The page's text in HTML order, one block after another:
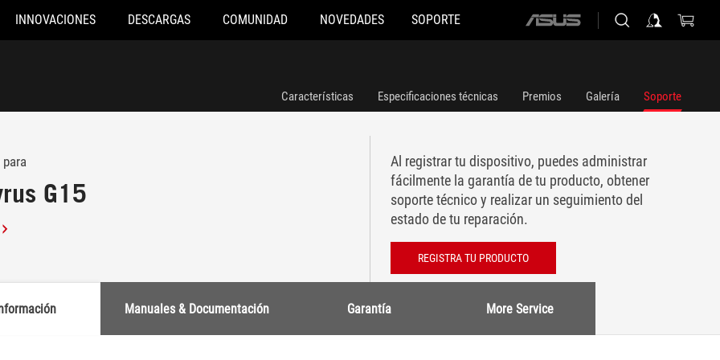
INNOVACIONES DESCARGAS COMUNIDAD NOVEDADES SOPORTE
ASUS
Características Especificaciones técnicas Premios Galería Soporte
G15
Al registrar tu dispositivo, puedes administrar
fácilmente la garantía de tu producto, obtener
soporte técnico y realizar un seguimiento del
estado de tu reparación.
REGISTRA TU PRODUCTO
Manuales & Documentación Garantía More Service